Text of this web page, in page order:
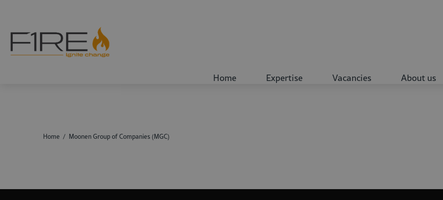
Home Expertise Vacancies About us
Home Moonen Group of Companies (MGC)